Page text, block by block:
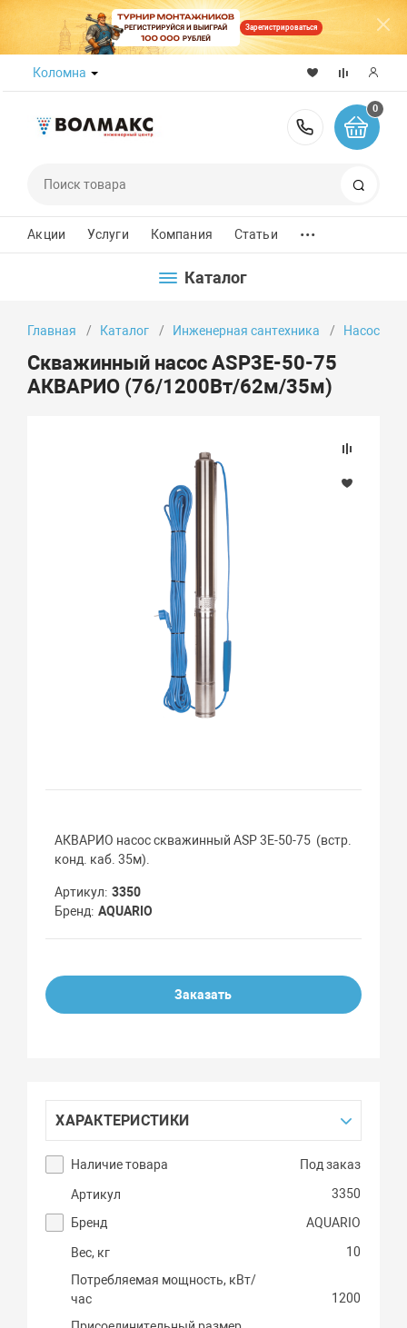
Зарегистрироваться
Коломна
8 (800)
0
Акции Услуги Компания Статьи ...
Каталог
Главная Каталог Инженерная сантехника Насосы
Скважинный насос ASP3E-50-75
АКВАРИО (76/1200Вт/62м/35м)
АКВАРИО насос скважинный ASP 3Е-50-75 (встр.
конд. каб. 35м).
Артикул 3350
Бренд AQUARIO
Заказать
ХАРАКТЕРИСТИКИ
Наличие товара Под заказ
Артикул
3350
Бренд
AQUARIO
Вес, кг
10
Потребляемая мощность, кВт/
час
1200